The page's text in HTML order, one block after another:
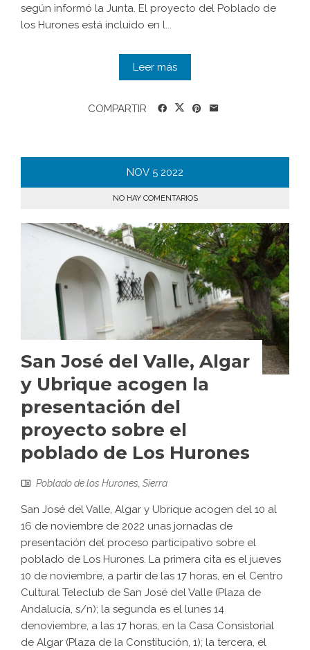
según informó la Junta. El proyecto del Poblado de
los Hurones está incluido en l...
Leer más
COMPARTIR
NOV 5 2022
NO HAY COMENTARIOS
San José del Valle, Algar
y Ubrique acogen la
presentación del
proyecto sobre el
poblado de Los Hurones
Poblado de los Hurones, Sierra
San José del Valle, Algar y Ubrique acogen del 10 al
16 de noviembre de 2022 unas jornadas de
presentación del proceso participativo sobre el
poblado de Los Hurones. La primera cita es el jueves
10 de noviembre, a partir de las 17 horas, en el Centro
Cultural Teleclub de San José del Valle (Plaza de
Andalucía, s/n); la segunda es el lunes 14
denoviembre, a las 17 horas, en la Casa Consistorial
de Algar (Plaza de la Constitución, 1); la tercera, el